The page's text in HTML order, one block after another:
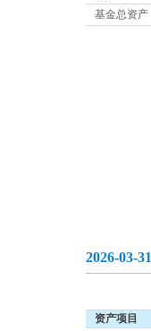
基金总资产
2026-03-31
资产项目